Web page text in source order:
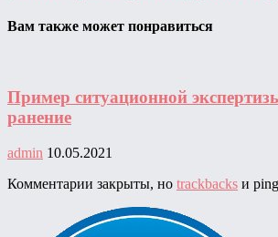
Вам также может понравиться
Пример ситуационной
ранение
admin 10.05.2021
Комментарии закрыты, но trackbacks и